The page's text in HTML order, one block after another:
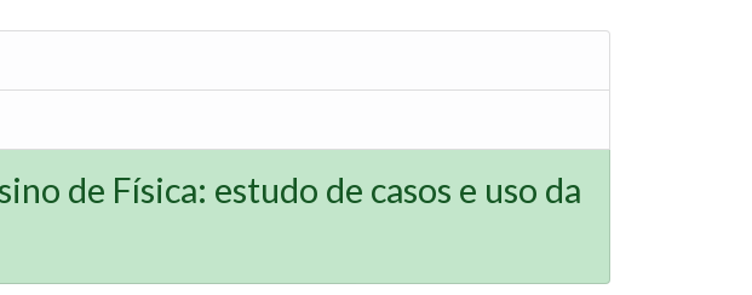
de Física: estudo de casos e uso da